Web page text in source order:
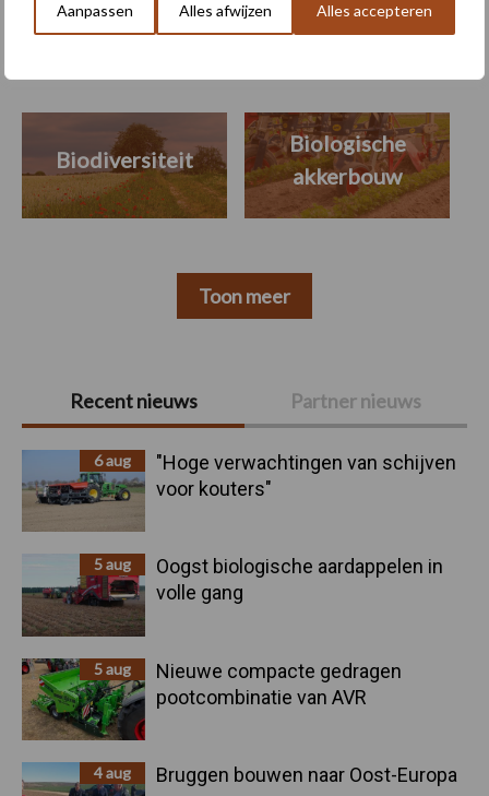
Aanpassen Alles afwijzen Alles accepteren
Primaire
Sidebar
Recent nieuws Partner nieuws
6 aug
"Hoge verwachtingen van schijven
voor kouters"
5 aug
Oogst biologische aardappelen in
volle gang
5 aug
Nieuwe compacte gedragen
pootcombinatie van AVR
4 aug Bruggen bouwen naar Oost-Europa
Machines Duurzaamheid
Biodiversiteit
Biologische
akkerbouw
Toon meer